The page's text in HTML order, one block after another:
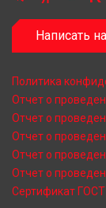
Написать
Политика
Отчет о
Отчет о
Отчет о
Отчет о
Отчет о
Сертификат ГОСТ